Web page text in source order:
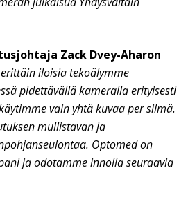
Zack Dvey-Aharon
iloisia tekoälymme
pidettävällä kameralla erityisesti
vain yhtä kuvaa per silmä.
mullistavan ja
Optomed on
ja odotamme innolla seuraavia